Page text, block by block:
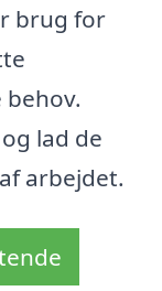
brug for
lad de
arbejdet.